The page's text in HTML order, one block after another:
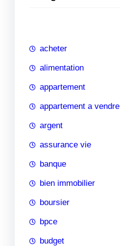
h
acheter
alimentation
appartement
appartement a vendre
argent
assurance vie
banque
bien immobilier
boursier
bpce
budget